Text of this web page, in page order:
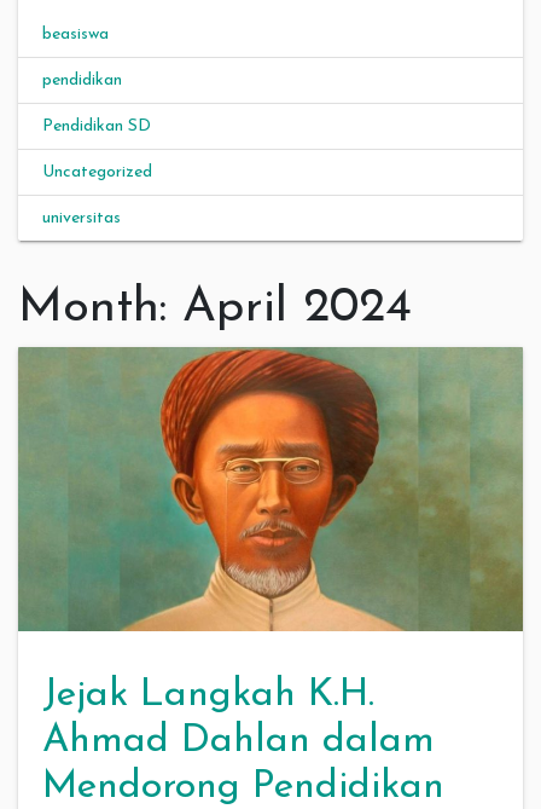
beasiswa
pendidikan
Pendidikan SD
Uncategorized
universitas
Month: April 2024
Jejak Langkah K.H.
Ahmad Dahlan dalam
Mendorong Pendidikan